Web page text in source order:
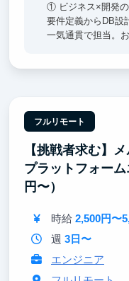
① ビジネス×開発
要件定義からDB設
一気通貫で担当。
立ち上げから間も
びているフェーズ
作られていく過程
れます。技術選定
立ち会える。将来
以上ない教材です。
フルリモート
【挑戦者求む】
プラットフォー
円〜）
時給 2,500円〜
週 3日〜
エンジニア